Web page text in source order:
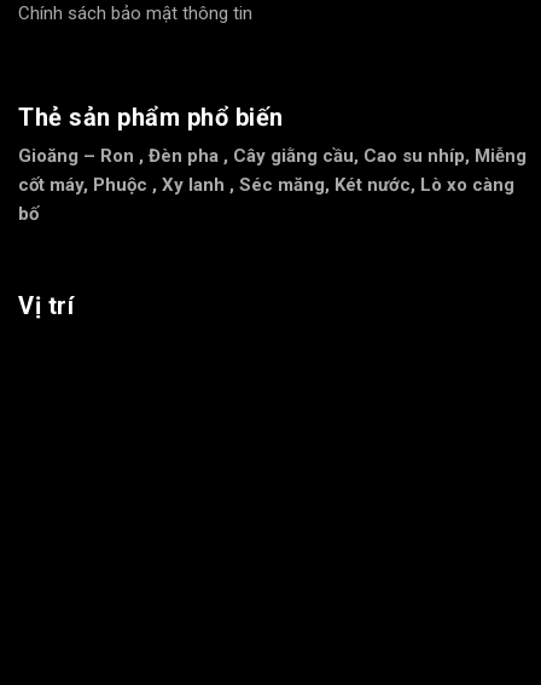
Chính sách bảo mật thông tin
Thẻ sản phẩm phổ biến
Gioăng – Ron , Đèn pha , Cây giằng cầu, Cao su nhíp, Miễng
cốt máy, Phuộc , Xy lanh , Séc măng, Két nước, Lò xo càng
bố
Vị trí